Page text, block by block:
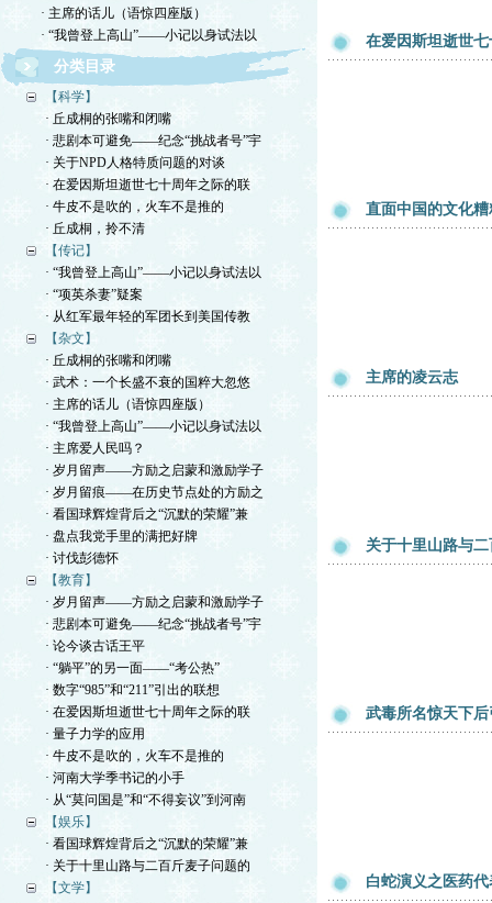
· 主席的话儿（语惊四座版）
· “我曾登上高山”——小记以身试法以
分类目录
【科学】
· 丘成桐的张嘴和闭嘴
· 悲剧本可避免——纪念“挑战者号”宇
· 关于NPD人格特质问题的对谈
· 在爱因斯坦逝世七十周年之际的联
· 牛皮不是吹的，火车不是推的
· 丘成桐，拎不清
【传记】
· “我曾登上高山”——小记以身试法以
· “项英杀妻”疑案
· 从红军最年轻的军团长到美国传教
【杂文】
· 丘成桐的张嘴和闭嘴
· 武术：一个长盛不衰的国粹大忽悠
· 主席的话儿（语惊四座版）
· “我曾登上高山”——小记以身试法以
· 主席爱人民吗？
· 岁月留声——方励之启蒙和激励学子
· 岁月留痕——在历史节点处的方励之
· 看国球辉煌背后之“沉默的荣耀”兼
· 盘点我党手里的满把好牌
· 讨伐彭德怀
【教育】
· 岁月留声——方励之启蒙和激励学子
· 悲剧本可避免——纪念“挑战者号”宇
· 论今谈古话王平
· “躺平”的另一面——“考公热”
· 数字“985”和“211”引出的联想
· 在爱因斯坦逝世七十周年之际的联
· 量子力学的应用
· 牛皮不是吹的，火车不是推的
· 河南大学季书记的小手
· 从“莫问国是”和“不得妄议”到河南
【娱乐】
· 看国球辉煌背后之“沉默的荣耀”兼
· 关于十里山路与二百斤麦子问题的
【文学】
在爱因斯坦逝世
直面中国的文化糟
主席的凌云志
关于十里山路与
武毒所名惊天下
白蛇演义之医药代